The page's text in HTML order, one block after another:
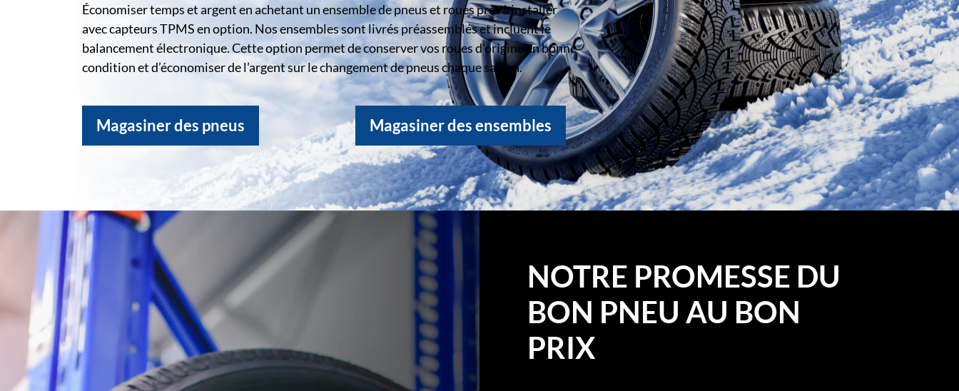
Économiser temps et argent en achetant un ensemble de pneus et roues prêt à installer
avec capteurs TPMS en option. Nos ensembles sont livrés préassemblés et incluent le
balancement électronique. Cette option permet de conserver vos roues d’origine en bonne
condition et d’économiser de l’argent sur le changement de pneus chaque saison.
Magasiner des pneus Magasiner des ensembles
NOTRE PROMESSE DU
BON PNEU AU BON
PRIX